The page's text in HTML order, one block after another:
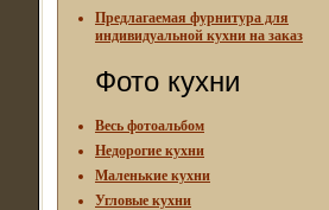
Предлагаемая фурнитура для
индивидуальной кухни на заказ
Фото кухни
Весь фотоальбом
Недорогие кухни
Маленькие кухни
Угловые кухни